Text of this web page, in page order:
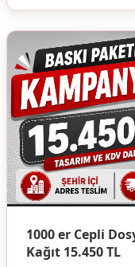
1000 er Cepli
Kağıt 15.450 TL